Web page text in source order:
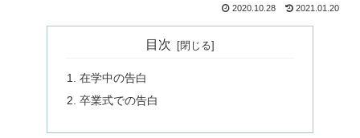
2020.10.28 2021.01.20
目次
在学中の告白
卒業式での告白